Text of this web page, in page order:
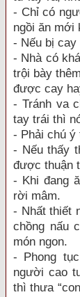
- Chỉ có
ngồi ăn mới
- Nếu bị
- Nhà có
trội bày
được cay
- Tránh va
tay trái thì
- Phải chú ý
- Nếu thấy
được thuận
- Khi đang
rời mâm.
- Nhất thiết
chồng nấu
món ngon.
- Phong
người cao
thì thưa